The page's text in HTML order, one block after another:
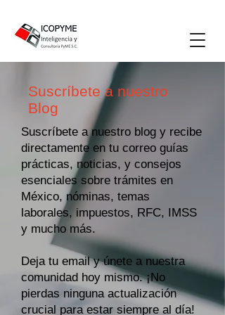
Suscríbete a nuestro
Blog
Suscríbete a nuestro blog y recibe
directamente en tu correo guías
prácticas, noticias, y consejos
esenciales sobre trámites en
México, nóminas, temas
laborales, impuestos, RFC, IMSS
y mucho más.
Deja tu email y únete a nuestra
comunidad hoy mismo. ¡No
pierdas ninguna actualización
crucial para estar siempre al día!